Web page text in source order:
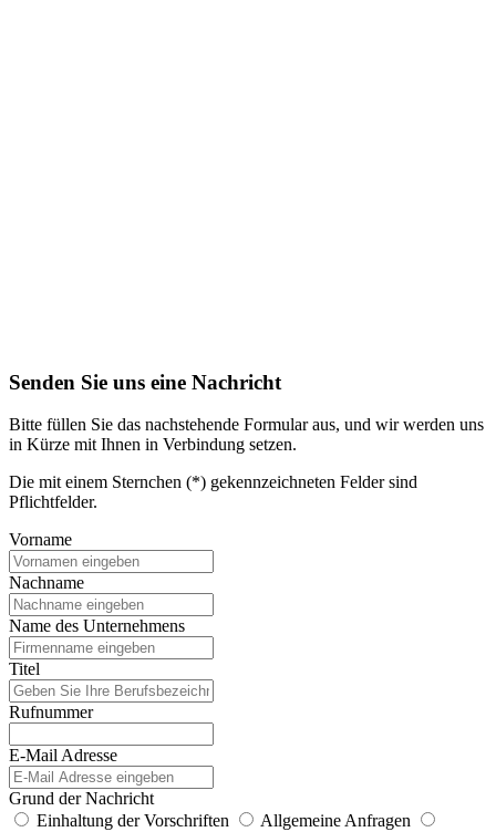
Senden Sie uns eine Nachricht
Bitte füllen Sie das nachstehende Formular aus, und wir werden uns
in Kürze mit Ihnen in Verbindung setzen.
Die mit einem Sternchen (*) gekennzeichneten Felder sind
Pflichtfelder.
Vorname
Nachname
Name des Unternehmens
Titel
Rufnummer
E-Mail Adresse
Grund der Nachricht
Einhaltung der Vorschriften
Allgemeine Anfragen